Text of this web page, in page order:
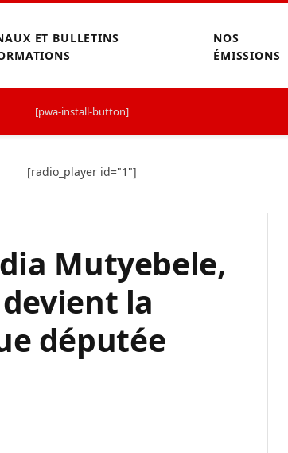
ET BULLETINS
NOS
ÉMISSIONS
[pwa-install-button]
[radio_player id="1"]
Mutyebele,
la
députée